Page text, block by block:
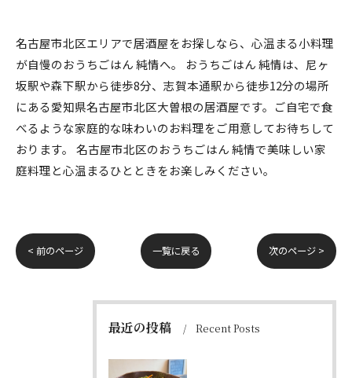
名古屋市北区エリアで居酒屋をお探しなら、心温まる小料理
が自慢のおうちごはん 純情へ。 おうちごはん 純情は、尼ヶ
坂駅や森下駅から徒歩8分、志賀本通駅から徒歩12分の場所
にある愛知県名古屋市北区大曽根の居酒屋です。ご自宅で食
べるような家庭的な味わいのお料理をご用意してお待ちして
おります。 名古屋市北区のおうちごはん 純情で美味しい家
庭料理と心温まるひとときをお楽しみください。
< 前のページ 一覧に戻る 次のページ >
最近の投稿 Recent Posts